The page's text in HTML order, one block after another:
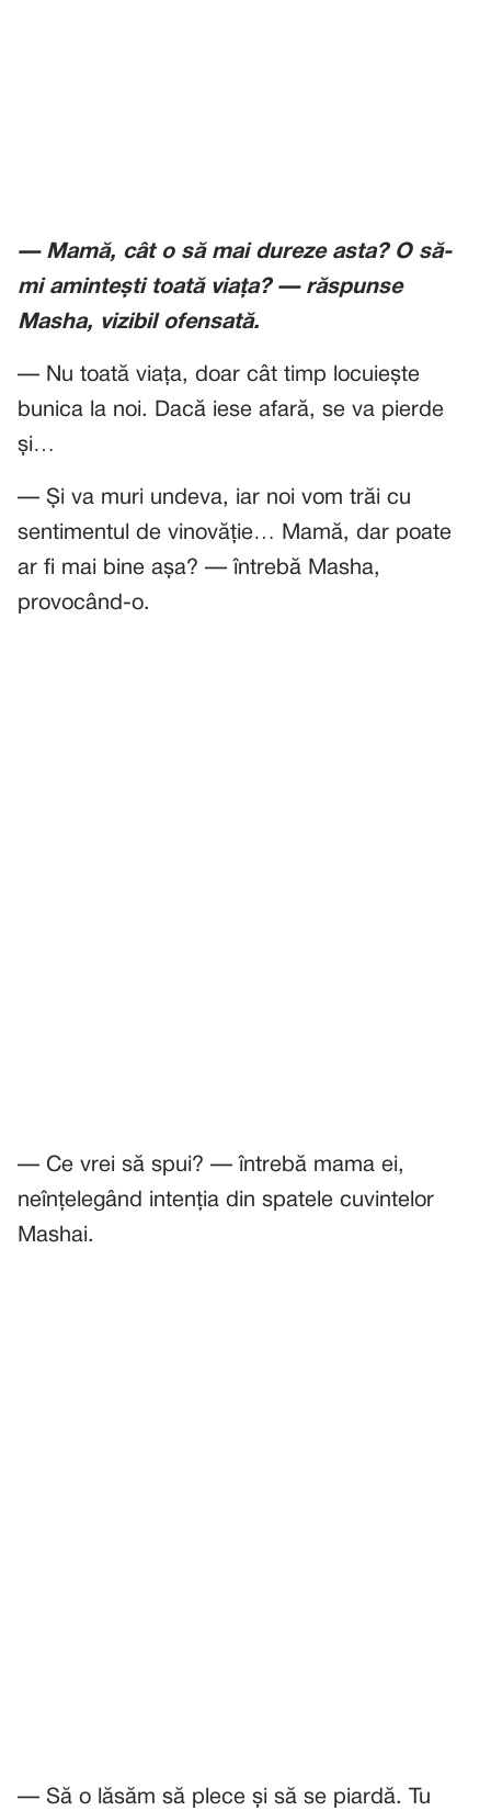
— Mamă, cât o să mai dureze asta? O să-
mi amintești toată viața? — răspunse
Masha, vizibil ofensată.
— Nu toată viața, doar cât timp locuiește
bunica la noi. Dacă iese afară, se va pierde
și…
— Și va muri undeva, iar noi vom trăi cu
sentimentul de vinovăție… Mamă, dar poate
ar fi mai bine așa? — întrebă Masha,
provocând-o.
— Ce vrei să spui? — întrebă mama ei,
neînțelegând intenția din spatele cuvintelor
Mashai.
— Să o lăsăm să plece și să se piardă. Tu